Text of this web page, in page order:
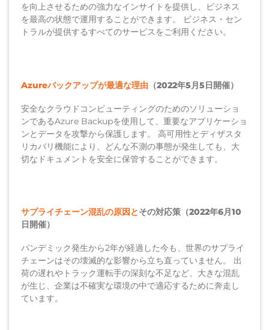
を向上させるための強力なインサイトを提供し、ビジネス
を最高の状態で運用することができます。 ビジネス・セン
トラルが提供するすべてのサービスをご利用ください。
Azureバックアップが最適な理由 （2022年5月5日開催）
安全なクラウドコンピューティングのためのソリューショ
ンであるAzure Backupを使用して、重要なアプリケーショ
ンとデータを攻撃から保護します。 高可用性とディザスタ
リカバリ機能により、どんな不測の事態が発生しても、大
切なドキュメントを安全に保管することができます。
サプライチェーン混乱の原因とその対応策（2022年6月10
日開催）
パンデミック発生から2年が経過した今も、世界のサプライ
チェーンはその壊滅的な影響から立ち直っていません。 出
荷の遅れやトラック運転手の深刻な不足など、大きな混乱
が生じ、企業は不確実な環境の中で適応するために奔走し
ています。